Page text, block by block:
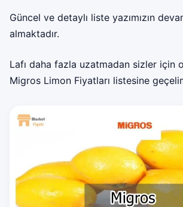
Güncel ve detaylı liste yazımızın
almaktadır.
Lafı daha fazla uzatmadan sizler için
Migros Limon Fiyatları listesine